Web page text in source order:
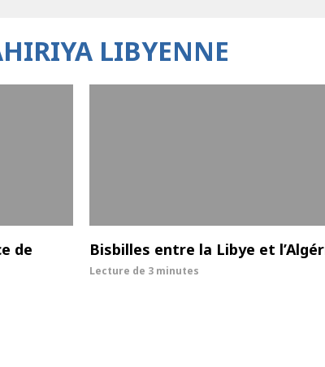
LIBYENNE
de
Bisbilles entre la Libye et
Lecture de 3 minutes